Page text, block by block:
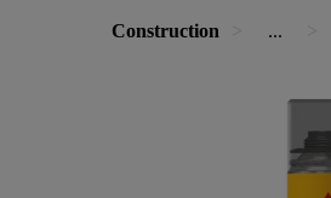
Construction ...